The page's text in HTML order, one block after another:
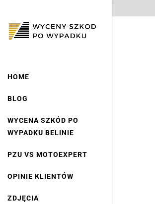
HOME
BLOG
WYCENA SZKÓD PO
WYPADKU BELINIE
PZU VS MOTOEXPERT
OPINIE KLIENTÓW
ZDJĘCIA